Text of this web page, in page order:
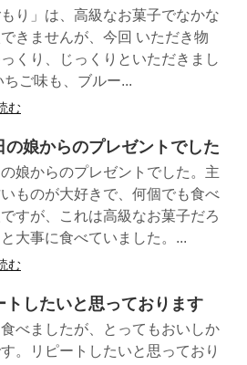
もり」は、高級なお菓子でなかな
きませんが、今回 いただき物
くり、じっくりといただきまし
ちご味も、ブルー...
む
の娘からのプレゼントでした
娘からのプレゼントでした。主
いものが大好きで、何個でも食べ
すが、これは高級なお菓子だろ
大事に食べていました。...
む
トしたいと思っております
べましたが、とってもおいしか
。リピートしたいと思っており